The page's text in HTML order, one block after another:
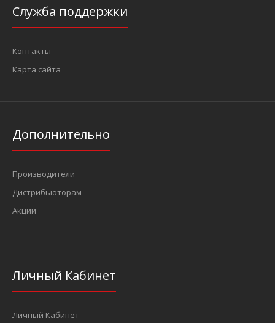
Служба поддержки
Контакты
Карта сайта
Дополнительно
Производители
Дистрибьюторам
Акции
Личный Кабинет
Личный Кабинет